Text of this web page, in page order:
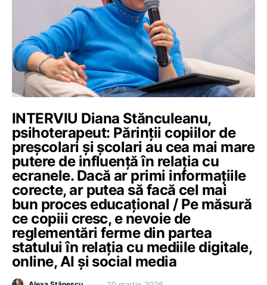
INTERVIU Diana Stănculeanu,
psihoterapeut: Părinții copiilor de
preșcolari și școlari au cea mai mare
putere de influență în relația cu
ecranele. Dacă ar primi informațiile
corecte, ar putea să facă cel mai
bun proces educațional / Pe măsură
ce copiii cresc, e nevoie de
reglementări ferme din partea
statului în relația cu mediile digitale,
online, AI și social media